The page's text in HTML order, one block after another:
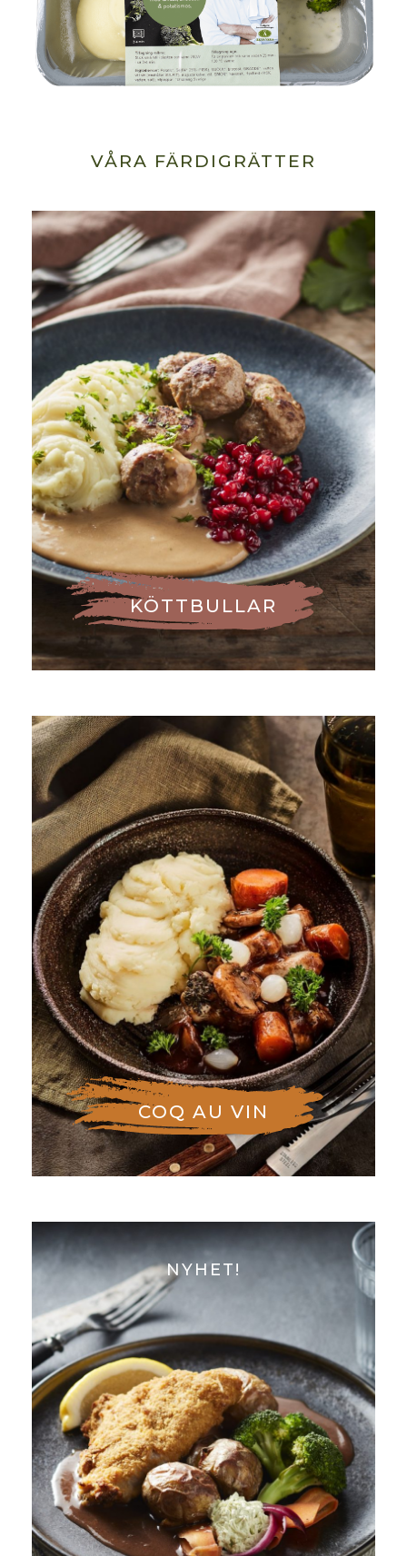
VÅRA FÄRDIGRÄTTER
KÖTTBULLAR
COQ AU VIN
NYHET!